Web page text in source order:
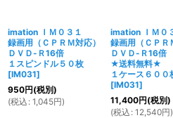
imation ＩＭ０３１
録画用（ＣＰＲＭ対応）
ＤＶＤ-Ｒ16倍
１スピンドル５０枚
[IM031]
950円(税別)
(税込 : 1,045円)
imation ＩＭ０
録画用（ＣＰＲ
ＤＶＤ-Ｒ16倍
★送料無料★
１ケース６００
[IM031]
11,400円(税別)
(税込 : 12,540円)